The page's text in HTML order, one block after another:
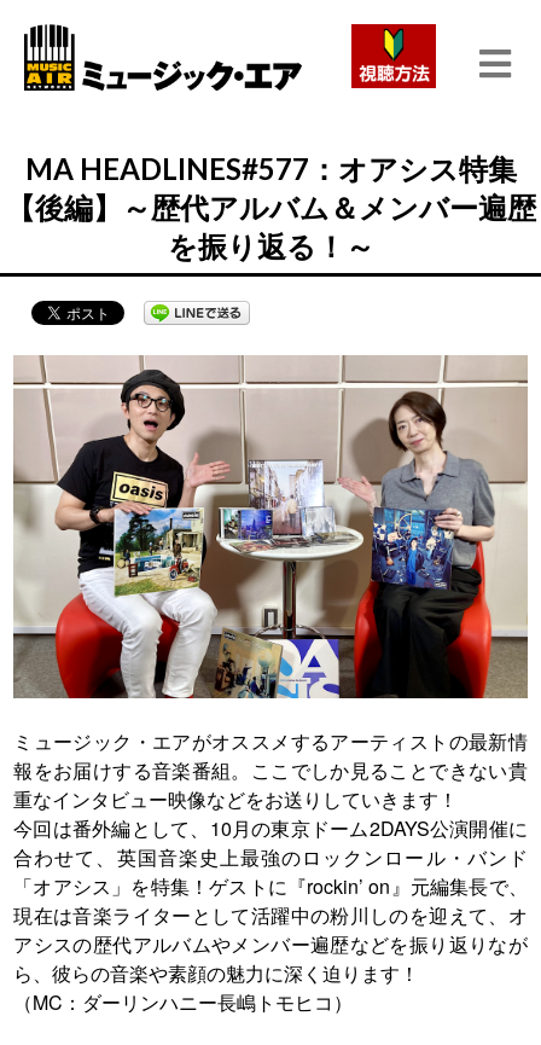
MA HEADLINES#577：オアシス特集
【後編】～歴代アルバム＆メンバー遍歴
を振り返る！～
ミュージック・エアがオススメするアーティストの最新情
報をお届けする音楽番組。ここでしか見ることできない貴
重なインタビュー映像などをお送りしていきます！
今回は番外編として、10月の東京ドーム2DAYS公演開催に
合わせて、英国音楽史上最強のロックンロール・バンド
「オアシス」を特集！ゲストに『rockin’ on』元編集長で、
現在は音楽ライターとして活躍中の粉川しのを迎えて、オ
アシスの歴代アルバムやメンバー遍歴などを振り返りなが
ら、彼らの音楽や素顔の魅力に深く迫ります！
（MC：ダーリンハニー長嶋トモヒコ）